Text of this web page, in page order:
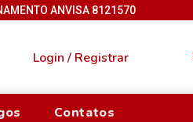
ANVISA 8121570
Login / Registrar
Contatos